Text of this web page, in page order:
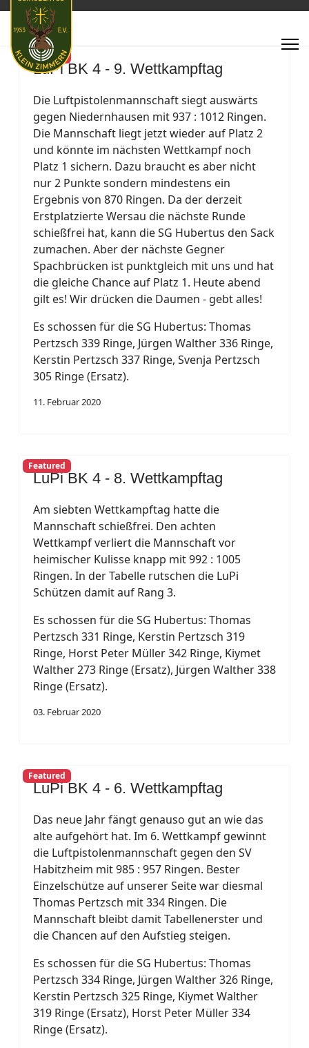
Featured
LuPi BK 4 - 9. Wettkampftag
Die Luftpistolenmannschaft siegt auswärts
gegen Niedernhausen mit 937 : 1012 Ringen.
Die Mannschaft liegt jetzt wieder auf Platz 2
und könnte im nächsten Wettkampf noch
Platz 1 sichern. Dazu braucht es aber nicht
nur 2 Punkte sondern mindestens ein
Ergebnis von 870 Ringen. Da der derzeit
Erstplatzierte Wersau die nächste Runde
schießfrei hat, kann die SG Hubertus den Sack
zumachen. Aber der nächste Gegner
Spachbrücken ist punktgleich mit uns und hat
die gleiche Chance auf Platz 1. Heute abend
gilt es! Wir drücken die Daumen - gebt alles!
Es schossen für die SG Hubertus: Thomas
Pertzsch 339 Ringe, Jürgen Walther 336 Ringe,
Kerstin Pertzsch 337 Ringe, Svenja Pertzsch
305 Ringe (Ersatz).
11. Februar 2020
Featured
LuPi BK 4 - 8. Wettkampftag
Am siebten Wettkampftag hatte die
Mannschaft schießfrei. Den achten
Wettkampf verliert die Mannschaft vor
heimischer Kulisse knapp mit 992 : 1005
Ringen. In der Tabelle rutschen die LuPi
Schützen damit auf Rang 3.
Es schossen für die SG Hubertus: Thomas
Pertzsch 331 Ringe, Kerstin Pertzsch 319
Ringe, Horst Peter Müller 342 Ringe, Kiymet
Walther 273 Ringe (Ersatz), Jürgen Walther 338
Ringe (Ersatz).
03. Februar 2020
Featured
LuPi BK 4 - 6. Wettkampftag
Das neue Jahr fängt genauso gut an wie das
alte aufgehört hat. Im 6. Wettkampf gewinnt
die Luftpistolenmannschaft gegen den SV
Habitzheim mit 985 : 957 Ringen. Bester
Einzelschütze auf unserer Seite war diesmal
Thomas Pertzsch mit 334 Ringen. Die
Mannschaft bleibt damit Tabellenerster und
die Chancen auf den Aufstieg steigen.
Es schossen für die SG Hubertus: Thomas
Pertzsch 334 Ringe, Jürgen Walther 326 Ringe,
Kerstin Pertzsch 325 Ringe, Kiymet Walther
319 Ringe (Ersatz), Horst Peter Müller 334
Ringe (Ersatz).